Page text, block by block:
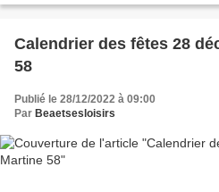
Calendrier des fêtes 28
58
Publié le 28/12/2022 à 09:00
Par Beaetsesloisirs